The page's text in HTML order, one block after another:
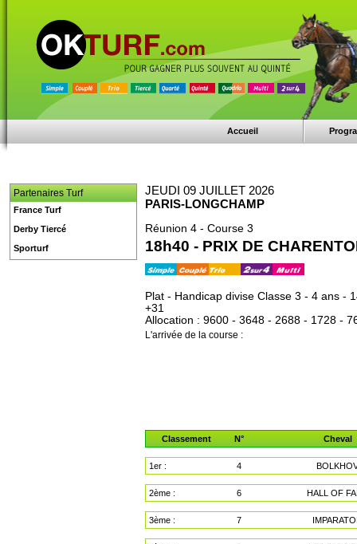
Accueil
JEUDI 09 JUILLET 2026
PARIS-LONGCHAMP
Réunion 4 - Course 3
18h40 - PRIX DE
Plat - Handicap divise Classe 3 - 4 ans -
+31
Allocation : 9600 - 3648 - 2688 - 1728 -
L'arrivée de la course :
Classement N° Cheval
1er : 4
2ème : 6 HALL OF
3ème : 7
Partenaires Turf
France Turf
Derby Tiercé
Sporturf